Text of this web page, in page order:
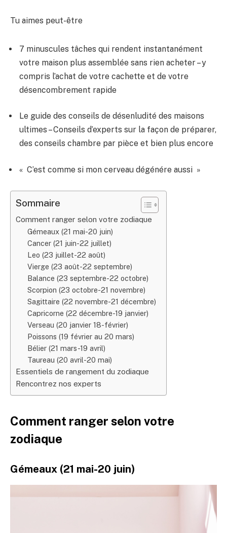
Tu aimes peut-être
7 minuscules tâches qui rendent instantanément
votre maison plus assemblée sans rien acheter – y
compris l’achat de votre cachette et de votre
désencombrement rapide
Le guide des conseils de désenludité des maisons
ultimes – Conseils d’experts sur la façon de préparer,
des conseils chambre par pièce et bien plus encore
« C’est comme si mon cerveau dégénére aussi »
Sommaire
Comment ranger selon votre zodiaque
Gémeaux (21 mai-20 juin)
Cancer (21 juin-22 juillet)
Leo (23 juillet-22 août)
Vierge (23 août-22 septembre)
Balance (23 septembre-22 octobre)
Scorpion (23 octobre-21 novembre)
Sagittaire (22 novembre-21 décembre)
Capricorne (22 décembre-19 janvier)
Verseau (20 janvier 18-février)
Poissons (19 février au 20 mars)
Bélier (21 mars-19 avril)
Taureau (20 avril-20 mai)
Essentiels de rangement du zodiaque
Rencontrez nos experts
Comment ranger selon votre
zodiaque
Gémeaux (21 mai-20 juin)